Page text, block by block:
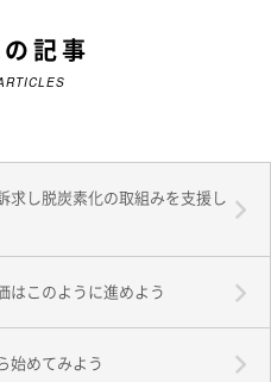
記事
求し脱炭素化の取組みを支援し
はこのように進めよう
始めてみよう